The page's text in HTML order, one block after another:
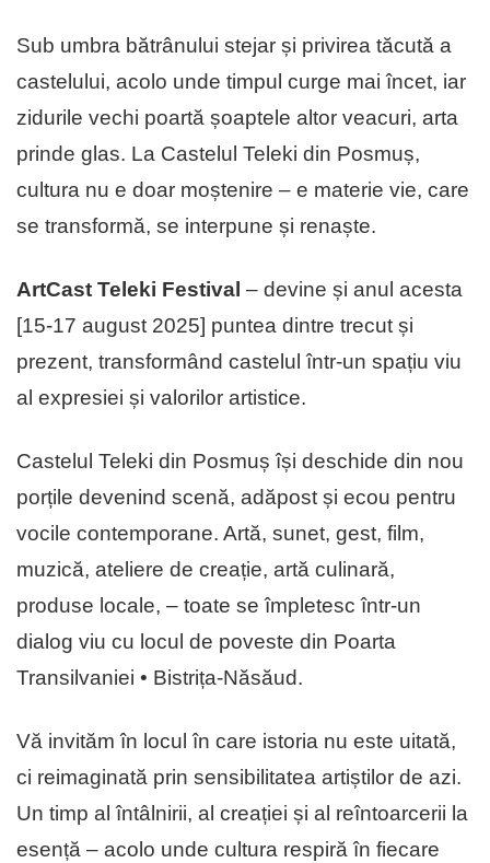
Sub umbra bătrânului stejar și privirea tăcută a
castelului, acolo unde timpul curge mai încet, iar
zidurile vechi poartă șoaptele altor veacuri, arta
prinde glas. La Castelul Teleki din Posmuș,
cultura nu e doar moștenire – e materie vie, care
se transformă, se interpune și renaște.
ArtCast Teleki Festival – devine și anul acesta
[15-17 august 2025] puntea dintre trecut și
prezent, transformând castelul într-un spațiu viu
al expresiei și valorilor artistice.
Castelul Teleki din Posmuș își deschide din nou
porțile devenind scenă, adăpost și ecou pentru
vocile contemporane. Artă, sunet, gest, film,
muzică, ateliere de creație, artă culinară,
produse locale, – toate se împletesc într-un
dialog viu cu locul de poveste din Poarta
Transilvaniei • Bistrița-Năsăud.
Vă invităm în locul în care istoria nu este uitată,
ci reimaginată prin sensibilitatea artiștilor de azi.
Un timp al întâlnirii, al creației și al reîntoarcerii la
esență – acolo unde cultura respiră în fiecare